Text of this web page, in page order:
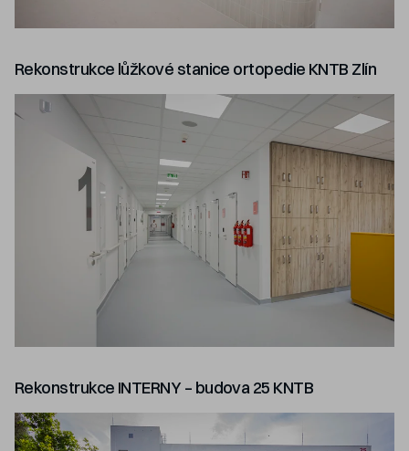
Rekonstrukce lůžkové stanice ortopedie KNTB Zlín
Rekonstrukce INTERNY – budova 25 KNTB